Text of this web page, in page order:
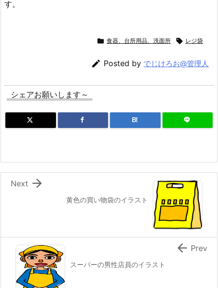
す。
 食器、台所用品、洗面所  レジ袋
 Posted by でじけろお@管理人
シェアお願いします～
B!
黄色の買い物袋のイラスト

Next
スーパーの男性店員のイラスト
 Prev